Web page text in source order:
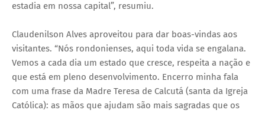
estadia em nossa capital”, resumiu.
Claudenilson Alves aproveitou para dar boas-vindas aos
visitantes. “Nós rondonienses, aqui toda vida se engalana.
Vemos a cada dia um estado que cresce, respeita a nação e
que está em pleno desenvolvimento. Encerro minha fala
com uma frase da Madre Teresa de Calcutá (santa da Igreja
Católica): as mãos que ajudam são mais sagradas que os